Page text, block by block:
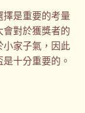
是重要的考量
對於獲獎者的
家子氣，因此
十分重要的。